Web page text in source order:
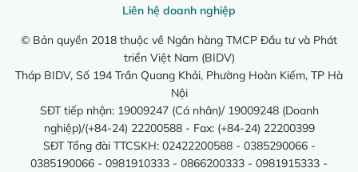
Liên hệ doanh nghiệp
© Bản quyền 2018 thuộc về Ngân hàng TMCP Đầu tư và Phát
triển Việt Nam (BIDV)
Tháp BIDV, Số 194 Trần Quang Khải, Phường Hoàn Kiếm, TP Hà
Nội
SĐT tiếp nhận: 19009247 (Cá nhân)/ 19009248 (Doanh
nghiệp)/(+84-24) 22200588 - Fax: (+84-24) 22200399
SĐT Tổng đài TTCSKH: 02422200588 - 0385290066 -
0385190066 - 0981910333 - 0866200333 - 0981915333 -